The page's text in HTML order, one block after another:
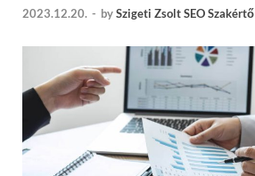
2023.12.20. - bySzigeti Zsolt SEO Szakértő